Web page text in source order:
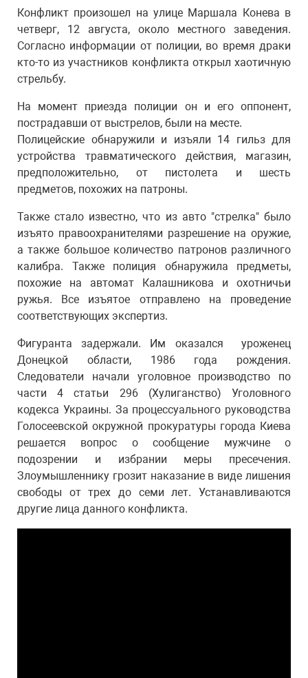
Конфликт произошел на улице Маршала Конева в
четверг, 12 августа, около местного заведения.
Согласно информации от полиции, во время драки
кто-то из участников конфликта открыл хаотичную
стрельбу.
На момент приезда полиции он и его оппонент,
пострадавши от выстрелов, были на месте.
Полицейские обнаружили и изъяли 14 гильз для
устройства травматического действия, магазин,
предположительно, от пистолета и шесть
предметов, похожих на патроны.
Также стало известно, что из авто "стрелка" было
изъято правоохранителями разрешение на оружие,
а также большое количество патронов различного
калибра. Также полиция обнаружила предметы,
похожие на автомат Калашникова и охотничьи
ружья. Все изъятое отправлено на проведение
соответствующих экспертиз.
Фигуранта задержали. Им оказался уроженец
Донецкой области, 1986 года рождения.
Следователи начали уголовное производство по
части 4 статьи 296 (Хулиганство) Уголовного
кодекса Украины. За процессуального руководства
Голосеевской окружной прокуратуры города Киева
решается вопрос о сообщение мужчине о
подозрении и избрании меры пресечения.
Злоумышленнику грозит наказание в виде лишения
свободы от трех до семи лет. Устанавливаются
другие лица данного конфликта.